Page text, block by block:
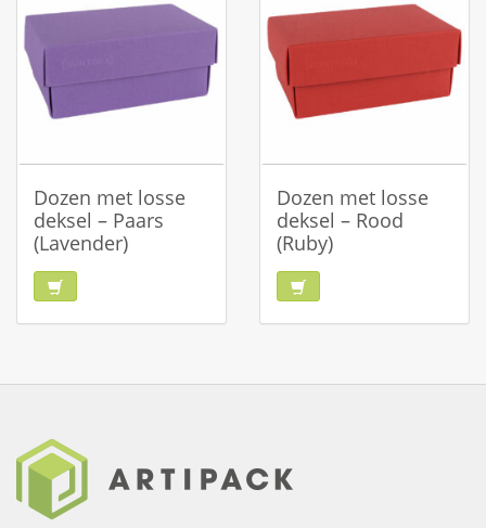
Dozen met losse
deksel – Paars
(Lavender)
Dozen met losse
deksel – Rood
(Ruby)